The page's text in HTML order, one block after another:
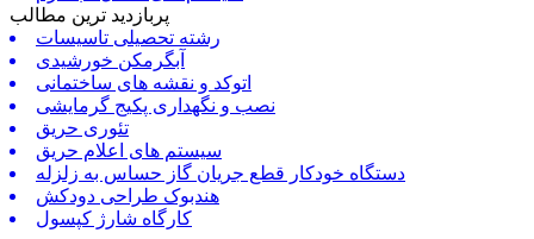
پربازدید ترین مطالب
رشته تحصیلی تاسیسات
آبگرمکن خورشیدی
اتوکد و نقشه های ساختمانی
نصب و نگهداری پکیج گرمایشی
تئوری حریق
سیستم های اعلام حریق
دستگاه خودکار قطع جریان گاز حساس به زلزله
هندبوک طراحی دودکش
کارگاه شارژ کپسول